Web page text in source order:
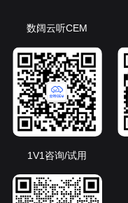
数阔云听CEM
1V1咨询/试用